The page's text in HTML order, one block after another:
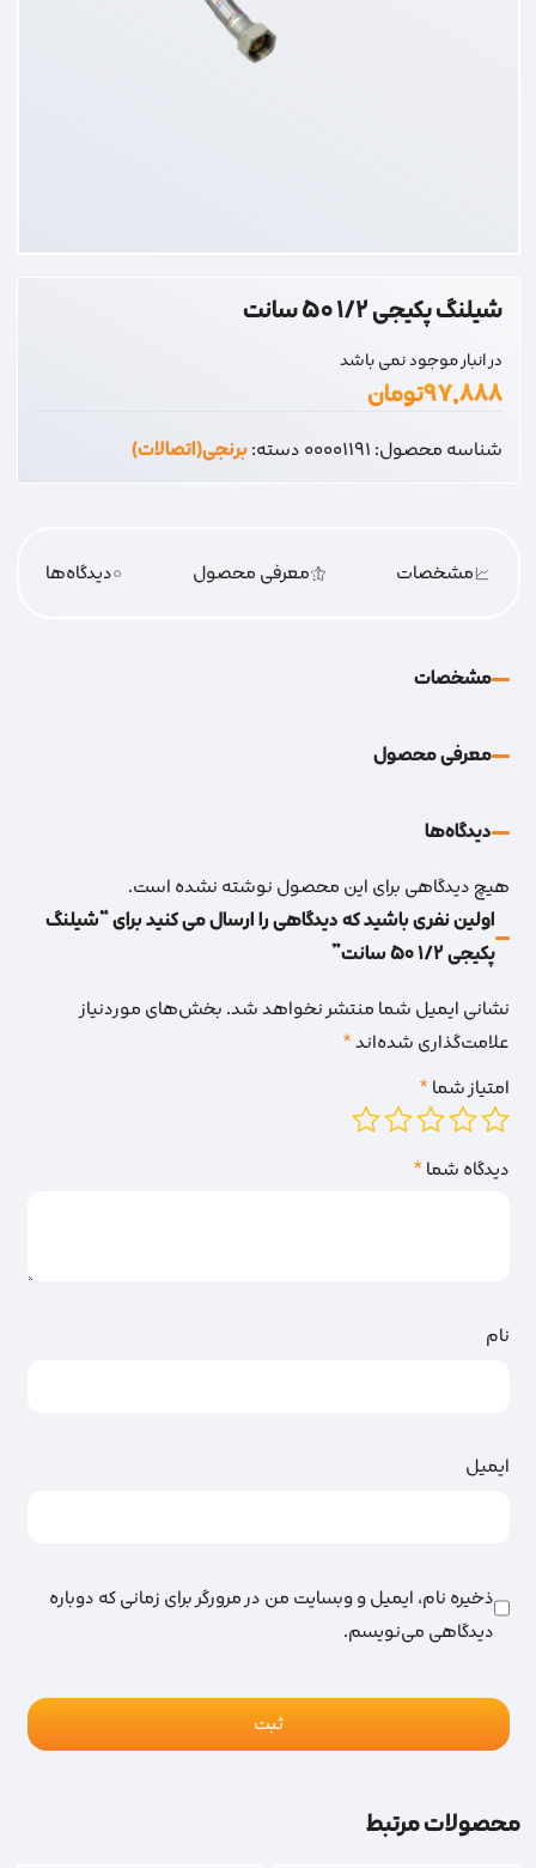
شیلنگ پکیجی 1/2 50 سانت
در انبار موجود نمی باشد
۹۷,۸۸۸تومان
شناسه محصول:00001191دسته:برنجی(اتصالات)
مشخصات معرفی محصول 0دیدگاه‌‌ها
مشخصات
معرفی محصول
دیدگاه‌‌ها
هیچ دیدگاهی برای این محصول نوشته نشده است.
اولین نفری باشید که دیدگاهی را ارسال می کنید برای “شیلنگ
پکیجی 1/2 50 سانت”
نشانی ایمیل شما منتشر نخواهد شد.بخش‌های موردنیاز
علامت‌گذاری شده‌اند*
امتیاز شما*
دیدگاه شما*
نام
ایمیل
ذخیره نام، ایمیل و وبسایت من در مرورگر برای زمانی که دوباره
دیدگاهی می‌نویسم.
محصولات مرتبط